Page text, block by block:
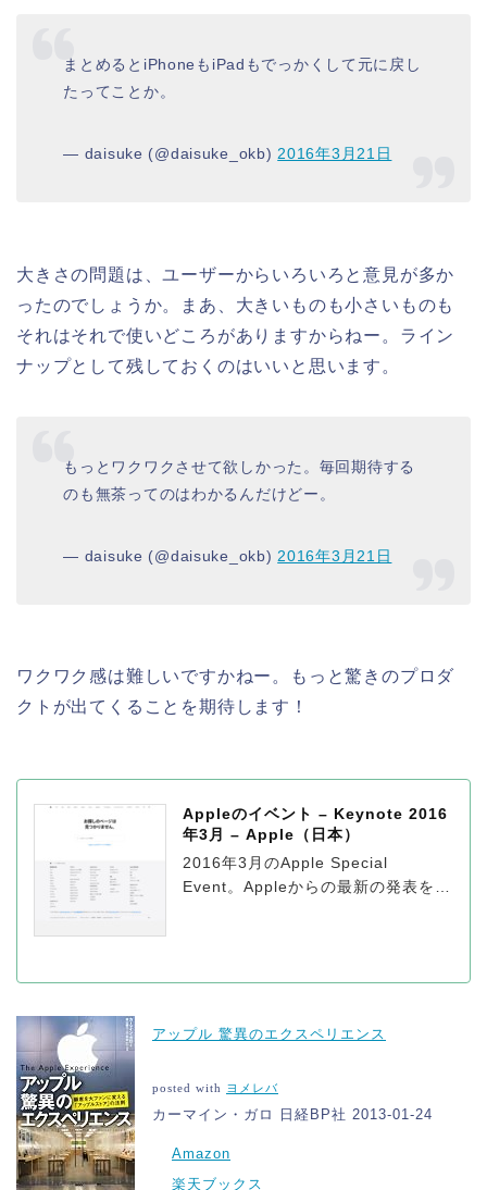
まとめるとiPhoneもiPadもでっかくして元に戻し
たってことか。
— daisuke (@daisuke_okb)2016年3月21日
大きさの問題は、ユーザーからいろいろと意見が多か
ったのでしょうか。まあ、大きいものも小さいものも
それはそれで使いどころがありますからねー。ライン
ナップとして残しておくのはいいと思います。
もっとワクワクさせて欲しかった。毎回期待する
のも無茶ってのはわかるんだけどー。
— daisuke (@daisuke_okb) 2016年3月21日
ワクワク感は難しいですかねー。もっと驚きのプロダ
クトが出てくることを期待します！
Appleのイベント – Keynote 2016
年3月 – Apple（日本）
2016年3月のApple Special
Event。Appleからの最新の発表をご
アップル 驚異のエクスペリエンス
posted with ヨメレバ
カーマイン・ガロ 日経BP社 2013-01-24
Amazon
楽天ブックス